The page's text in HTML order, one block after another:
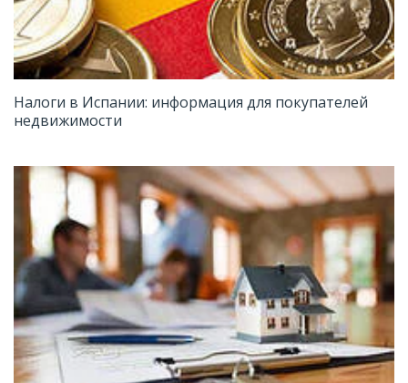
Налоги в Испании: информация для покупателей
недвижимости